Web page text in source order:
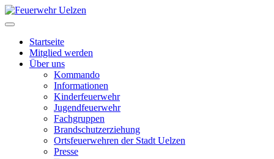
Startseite
Mitglied werden
Über uns
Kommando
Informationen
Kinderfeuerwehr
Jugendfeuerwehr
Fachgruppen
Brandschutzerziehung
Ortsfeuerwehren der Stadt Uelzen
Presse